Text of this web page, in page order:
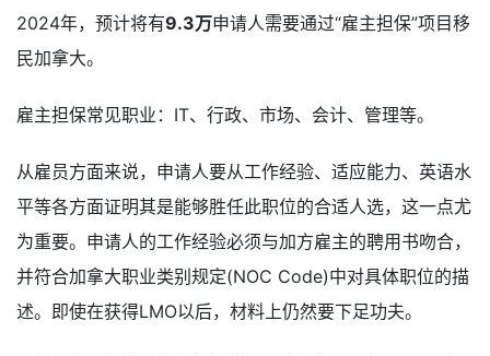
2024年，预计将有9.3万申请人需要通过“雇主担保”项目移
民加拿大。
雇主担保常见职业：IT、行政、市场、会计、管理等。
从雇员方面来说，申请人要从工作经验、适应能力、英语水
平等各方面证明其是能够胜任此职位的合适人选，这一点尤
为重要。申请人的工作经验必须与加方雇主的聘用书吻合，
并符合加拿大职业类别规定(NOC Code)中对具体职位的描
述。即使在获得LMO以后，材料上仍然要下足功夫。